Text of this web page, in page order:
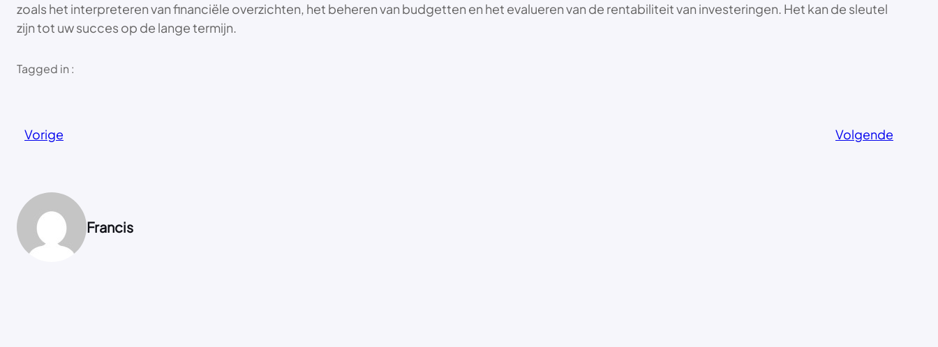
zoals het interpreteren van financiële overzichten, het beheren van budgetten en het evalueren van de rentabiliteit van investeringen. Het kan de sleutel
zijn tot uw succes op de lange termijn.
Tagged in :
Vorige Volgende
Francis